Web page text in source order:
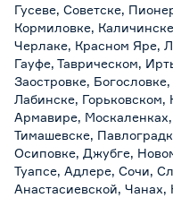
Гусеве, Советске,
Кормиловке,
Черлаке, Красном Яре,
Гауфе, Таврическом,
Заостровке,
Лабинске,
Армавире,
Тимашевске,
Осиповке, Джубге,
Туапсе, Адлере, Сочи,
Анастасиевской,